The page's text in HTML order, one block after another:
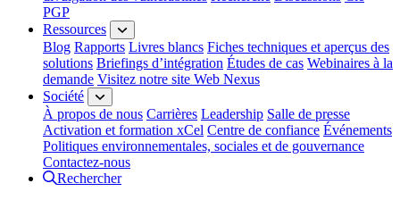
PGP
Ressources
Blog Rapports Livres blancs Fiches techniques et aperçus des
solutions Briefings d’intégration Études de cas Webinaires à la
demande Visitez notre site Web Nexus
Société
À propos de nous Carrières Leadership Salle de presse
Activation et formation xCel Centre de confiance Événements
Politiques environnementales, sociales et de gouvernance
Contactez-nous
Rechercher